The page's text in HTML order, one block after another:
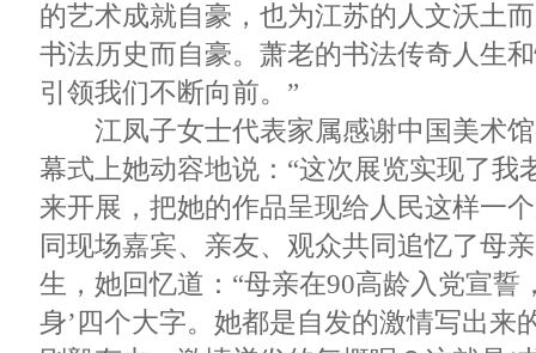
的艺术成就自豪，也为江苏的人文沃土
书法历史而自豪。萧老的书法传奇人生
引领我们不断向前。”
江凤子女士代表家属感谢中国美术馆
幕式上她动容地说：“这次展览实现了我
来开展，把她的作品呈现给人民这样一
同现场嘉宾、亲友、观众共同追忆了母
生，她回忆道：“母亲在90高龄入党宣誓
身’四个大字。她都是自发的激情写出来